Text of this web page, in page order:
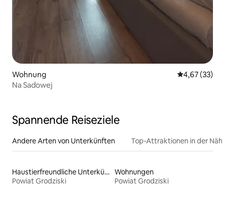
Wohnung
4,67 (33)
Na Sadowej
Spannende Reiseziele
Andere Arten von Unterkünften Top-Attraktionen in der
Haustierfreundliche Unterkünfte
Powiat Grodziski
Wohnungen
Powiat Grodziski